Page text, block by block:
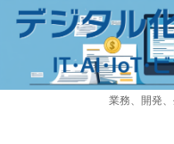
業務、開発